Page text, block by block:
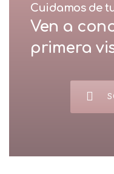
Cuidamos de
Ven a
primera